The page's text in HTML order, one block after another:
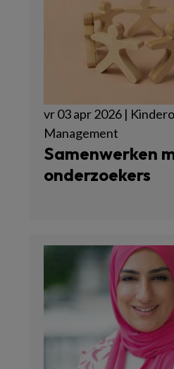
vr 03 apr 2026 |
Management
Samenwerken
onderzoekers